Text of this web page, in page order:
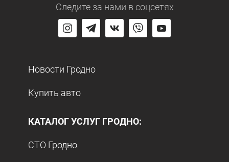
Следите за нами в соцсетях
Новости Гродно
Купить авто
КАТАЛОГ УСЛУГ ГРОДНО:
СТО Гродно